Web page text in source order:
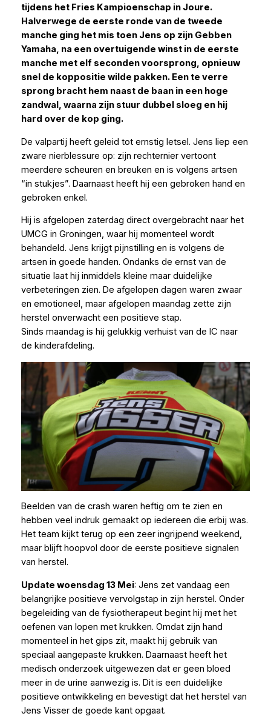
tijdens het Fries Kampioenschap in Joure.
Halverwege de eerste ronde van de tweede
manche ging het mis toen Jens op zijn Gebben
Yamaha, na een overtuigende winst in de eerste
manche met elf seconden voorsprong, opnieuw
snel de koppositie wilde pakken. Een te verre
sprong bracht hem naast de baan in een hoge
zandwal, waarna zijn stuur dubbel sloeg en hij
hard over de kop ging.
De valpartij heeft geleid tot ernstig letsel. Jens liep een
zware nierblessure op: zijn rechternier vertoont
meerdere scheuren en breuken en is volgens artsen
“in stukjes”. Daarnaast heeft hij een gebroken hand en
gebroken enkel.
Hij is afgelopen zaterdag direct overgebracht naar het
UMCG in Groningen, waar hij momenteel wordt
behandeld. Jens krijgt pijnstilling en is volgens de
artsen in goede handen. Ondanks de ernst van de
situatie laat hij inmiddels kleine maar duidelijke
verbeteringen zien. De afgelopen dagen waren zwaar
en emotioneel, maar afgelopen maandag zette zijn
herstel onverwacht een positieve stap.
Sinds maandag is hij gelukkig verhuist van de IC naar
de kinderafdeling.
Beelden van de crash waren heftig om te zien en
hebben veel indruk gemaakt op iedereen die erbij was.
Het team kijkt terug op een zeer ingrijpend weekend,
maar blijft hoopvol door de eerste positieve signalen
van herstel.
Update woensdag 13 Mei: Jens zet vandaag een
belangrijke positieve vervolgstap in zijn herstel. Onder
begeleiding van de fysiotherapeut begint hij met het
oefenen van lopen met krukken. Omdat zijn hand
momenteel in het gips zit, maakt hij gebruik van
speciaal aangepaste krukken. Daarnaast heeft het
medisch onderzoek uitgewezen dat er geen bloed
meer in de urine aanwezig is. Dit is een duidelijke
positieve ontwikkeling en bevestigt dat het herstel van
Jens Visser de goede kant opgaat.